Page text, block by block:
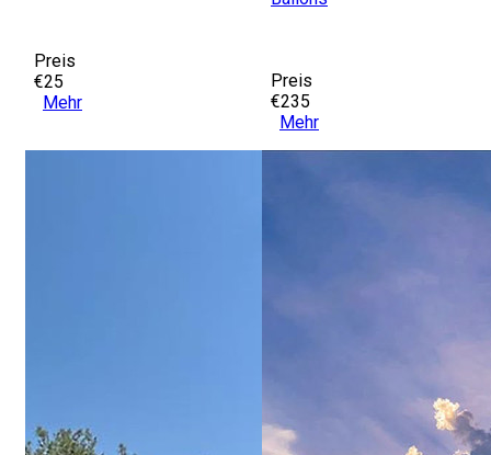
Preis
€25
Mehr
Preis
€235
Mehr